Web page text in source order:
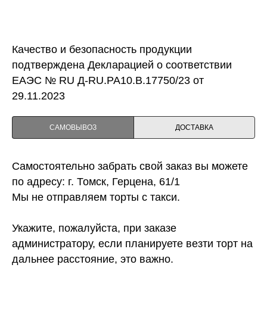
Качество и безопасность продукции
подтверждена Декларацией о соответствии
ЕАЭС № RU Д-RU.PA10.B.17750/23 от
29.11.2023
САМОВЫВОЗ ДОСТАВКА
Самостоятельно забрать свой заказ вы можете
по адресу: г. Томск, Герцена, 61/1
Мы не отправляем торты с такси.
Укажите, пожалуйста, при заказе
администратору, если планируете везти торт на
дальнее расстояние, это важно.